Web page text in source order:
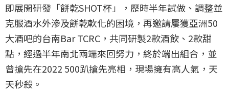
即展開研發「餅乾SHOT杯」，歷時半年試做、調整並
克服酒水外滲及餅乾軟化的困境，再邀請屢獲亞洲50
大酒吧的台南Bar TCRC，共同研製2款酒飲、2款甜
點，經過半年南北兩端來回努力，終於端出組合，並
曾搶先在2022 500趴搶先亮相，現場擁有高人氣，天
天秒殺。